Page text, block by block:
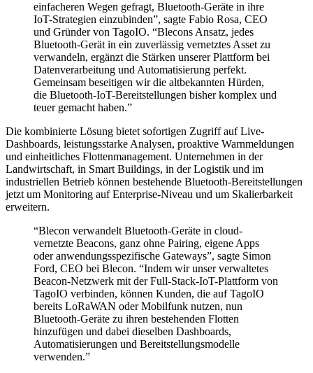
einfacheren Wegen gefragt, Bluetooth-Geräte in ihre
IoT-Strategien einzubinden”, sagte Fabio Rosa, CEO
und Gründer von TagoIO. “Blecons Ansatz, jedes
Bluetooth-Gerät in ein zuverlässig vernetztes Asset zu
verwandeln, ergänzt die Stärken unserer Plattform bei
Datenverarbeitung und Automatisierung perfekt.
Gemeinsam beseitigen wir die altbekannten Hürden,
die Bluetooth-IoT-Bereitstellungen bisher komplex und
teuer gemacht haben.”
Die kombinierte Lösung bietet sofortigen Zugriff auf Live-
Dashboards, leistungsstarke Analysen, proaktive Warnmeldungen
und einheitliches Flottenmanagement. Unternehmen in der
Landwirtschaft, in Smart Buildings, in der Logistik und im
industriellen Betrieb können bestehende Bluetooth-Bereitstellungen
jetzt um Monitoring auf Enterprise-Niveau und um Skalierbarkeit
erweitern.
“Blecon verwandelt Bluetooth-Geräte in cloud-
vernetzte Beacons, ganz ohne Pairing, eigene Apps
oder anwendungsspezifische Gateways”, sagte Simon
Ford, CEO bei Blecon. “Indem wir unser verwaltetes
Beacon-Netzwerk mit der Full-Stack-IoT-Plattform von
TagoIO verbinden, können Kunden, die auf TagoIO
bereits LoRaWAN oder Mobilfunk nutzen, nun
Bluetooth-Geräte zu ihren bestehenden Flotten
hinzufügen und dabei dieselben Dashboards,
Automatisierungen und Bereitstellungsmodelle
verwenden.”